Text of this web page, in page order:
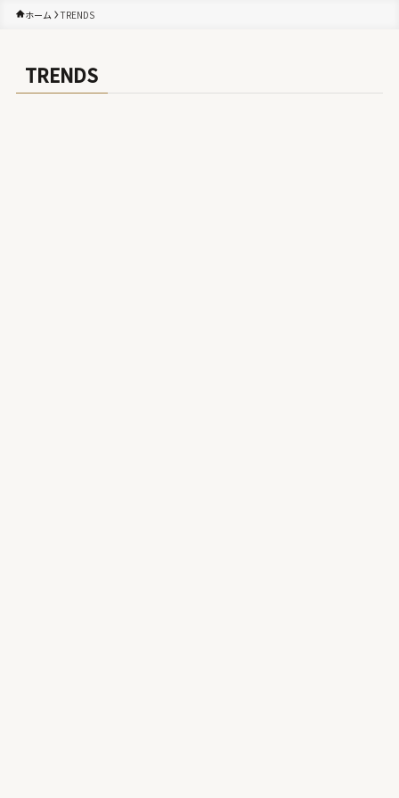
ホーム TRENDS
TRENDS